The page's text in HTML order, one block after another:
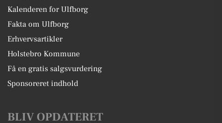
Kalenderen for Ulfborg
Fakta om Ulfborg
Erhvervsartikler
Holstebro Kommune
Få en gratis salgsvurdering
Sponsoreret indhold
BLIV OPDATERET